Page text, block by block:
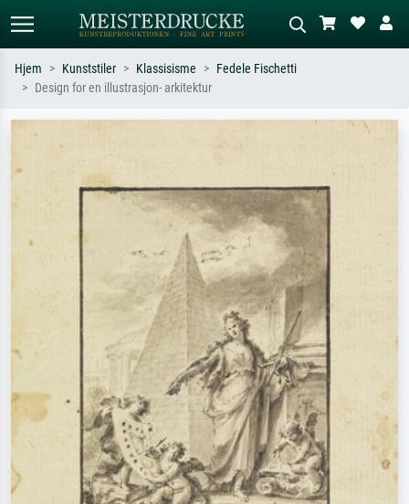
Søk etter kunstner, tittel eller stil – for
impresjonisme, Hokusai-bølgen, akt.
Beskriv scenen – for eksempel grønn
oljemaleri, stående akt ved et tre.
Hjem Kunststiler Klassisisme
Fedele Fischetti
Design for en illustrasjon- arkitektur